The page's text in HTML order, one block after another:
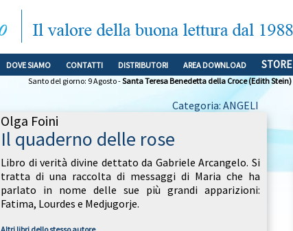
DOVE SIAMO CONTATTI DISTRIBUTORI AREA DOWNLOAD STORE
Santo del giorno: 9 Agosto -Santa Teresa Benedetta della Croce (Edith Stein)
Categoria: ANGELI
Olga Foini
Il quaderno delle rose
Libro di verità divine dettato da Gabriele Arcangelo. Si
tratta di una raccolta di messaggi di Maria che ha
parlato in nome delle sue più grandi apparizioni:
Fatima, Lourdes e Medjugorje.